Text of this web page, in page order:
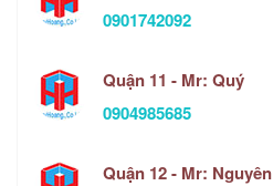
0901742092
Quận 11 - Mr: Quý
0904985685
Quận 12 - Mr: Nguyên